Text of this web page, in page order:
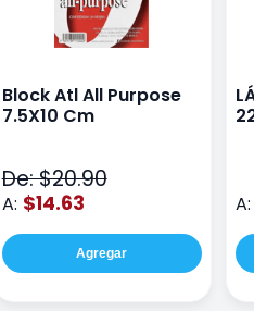
Block Atl All Purpose
7.5X10 Cm
De: $20.90
A: $14.63
Agregar
A: